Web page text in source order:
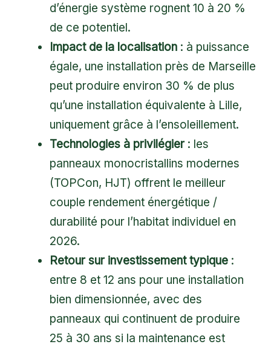
d’énergie système rognent 10 à 20 %
de ce potentiel.
Impact de la localisation : à puissance
égale, une installation près de Marseille
peut produire environ 30 % de plus
qu’une installation équivalente à Lille,
uniquement grâce à l’ensoleillement.
Technologies à privilégier: les
panneaux monocristallins modernes
(TOPCon, HJT) offrent le meilleur
couple rendement énergétique /
durabilité pour l’habitat individuel en
2026.
Retour sur investissement typique :
entre 8 et 12 ans pour une installation
bien dimensionnée, avec des
panneaux qui continuent de produire
25 à 30 ans si la maintenance est